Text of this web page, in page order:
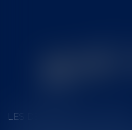
LES DERNIÈRES ACTUALITÉS